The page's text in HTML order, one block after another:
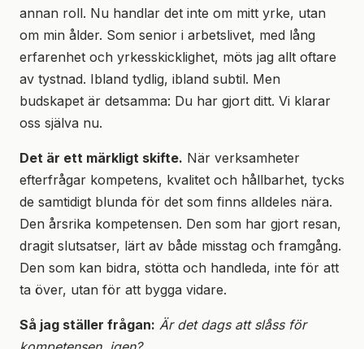
annan roll. Nu handlar det inte om mitt yrke, utan
om min ålder. Som senior i arbetslivet, med lång
erfarenhet och yrkesskicklighet, möts jag allt oftare
av tystnad. Ibland tydlig, ibland subtil. Men
budskapet är detsamma: Du har gjort ditt. Vi klarar
oss själva nu.
Det är ett märkligt skifte. När verksamheter
efterfrågar kompetens, kvalitet och hållbarhet, tycks
de samtidigt blunda för det som finns alldeles nära.
Den årsrika kompetensen. Den som har gjort resan,
dragit slutsatser, lärt av både misstag och framgång.
Den som kan bidra, stötta och handleda, inte för att
ta över, utan för att bygga vidare.
Så jag ställer frågan: Är det dags att slåss för